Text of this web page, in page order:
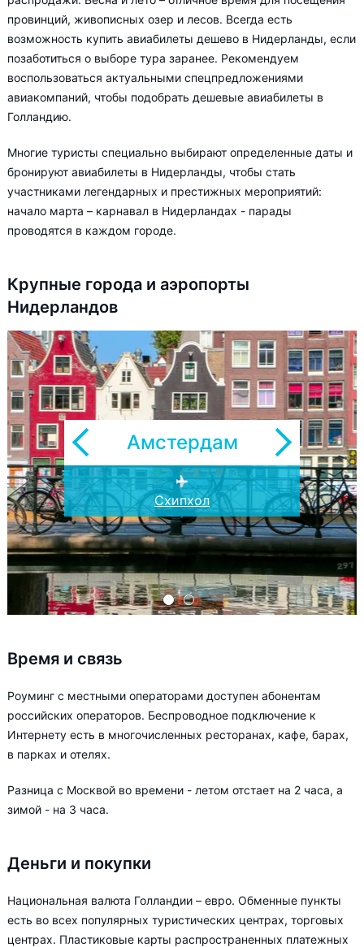
провинций, живописных озер и лесов. Всегда есть
возможность купить авиабилеты дешево в Нидерланды, если
позаботиться о выборе тура заранее. Рекомендуем
воспользоваться актуальными спецпредложениями
авиакомпаний, чтобы подобрать дешевые авиабилеты в
Голландию.
Многие туристы специально выбирают определенные даты и
бронируют авиабилеты в Нидерланды, чтобы стать
участниками легендарных и престижных мероприятий:
начало марта – карнавал в Нидерландах - парады
проводятся в каждом городе.
Крупные города и аэропорты
Нидерландов
Амстердам
Схипхол
Эйндховен
Время и связь
Роуминг с местными операторами доступен абонентам
российских операторов. Беспроводное подключение к
Интернету есть в многочисленных ресторанах, кафе, барах,
в парках и отелях.
Разница с Москвой во времени - летом отстает на 2 часа, а
зимой - на 3 часа.
Деньги и покупки
Национальная валюта Голландии – евро. Обменные пункты
есть во всех популярных туристических центрах, торговых
центрах. Пластиковые карты распространенных платежных